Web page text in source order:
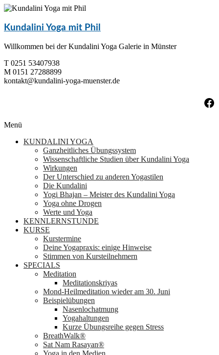
Zum
springen
Kundalini Yoga mit Phil
Willkommen bei der Kundalini Yoga Galerie in Münster
T 0251 53407938
M 0151 27288899
kontakt@kundalini-yoga-muenster.de
Menü
KUNDALINI YOGA
Ganzheitliches Übungssystem
Wissenschaftliche Studien über Kundalini Yoga
Wirkungen
Der Unterschied zu anderen Yogastilen
Die Kundalini
Yogi Bhajan – Meister des Kundalini Yoga
Yoga ohne Drogen
Werte und Yoga
KENNLERNSTUNDE
KURSE
Kurstermine
Deine Yogapraxis: einige Hinweise
Stimmen von Kursteilnehmern
SPECIALS
Meditation
Meditationskriyas
Mond-Heilmeditation wieder am 30. Juni
Beispielübungen
Nasenlochatmung
Yogahaltungen
Kurze Übungsreihe gegen Stress
BreathWalk®
Sat Nam Rasayan®